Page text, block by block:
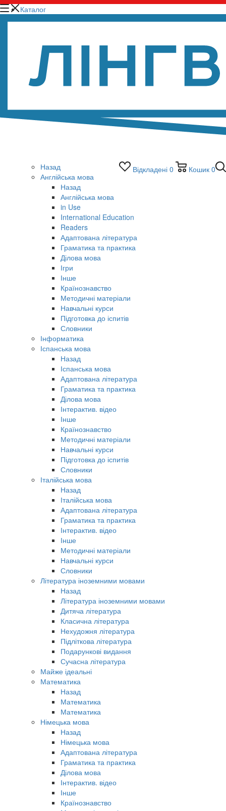
Відкладені 0 Кошик 0
Каталог
Назад
Англійська мова
Назад
Англійська мова
in Use
International Education
Readers
Адаптована література
Граматика та практика
Ділова мова
Ігри
Інше
Країнознавство
Методичні матеріали
Навчальні курси
Підготовка до іспитів
Словники
Інформатика
Іспанська мова
Назад
Іспанська мова
Адаптована література
Граматика та практика
Ділова мова
Інтерактив. відео
Інше
Країнознавство
Методичні матеріали
Навчальні курси
Підготовка до іспитів
Словники
Італійська мова
Назад
Італійська мова
Адаптована література
Граматика та практика
Інтерактив. відео
Інше
Методичні матеріали
Навчальні курси
Словники
Література іноземними мовами
Назад
Література іноземними мовами
Дитяча література
Класична література
Нехудожня література
Підліткова література
Подарункові видання
Сучасна література
Майже ідеальні
Математика
Назад
Математика
Математика
Німецька мова
Назад
Німецька мова
Адаптована література
Граматика та практика
Ділова мова
Інтерактив. відео
Інше
Країнознавство